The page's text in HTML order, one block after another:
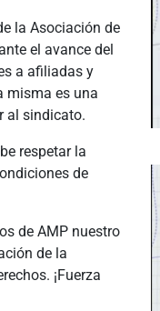
la Asociación de
el avance del
a afiliadas y
misma es una
al sindicato.
respetar la
de
de AMP nuestro
de la
¡Fuerza